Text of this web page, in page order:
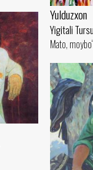
Yulduzxon
Yigitali
Mato,